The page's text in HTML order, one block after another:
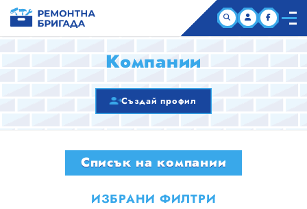
КОМПАНИИ
ЗА НАС
Компании
Създай профил
Списък на компании
ИЗБРАНИ ФИЛТРИ